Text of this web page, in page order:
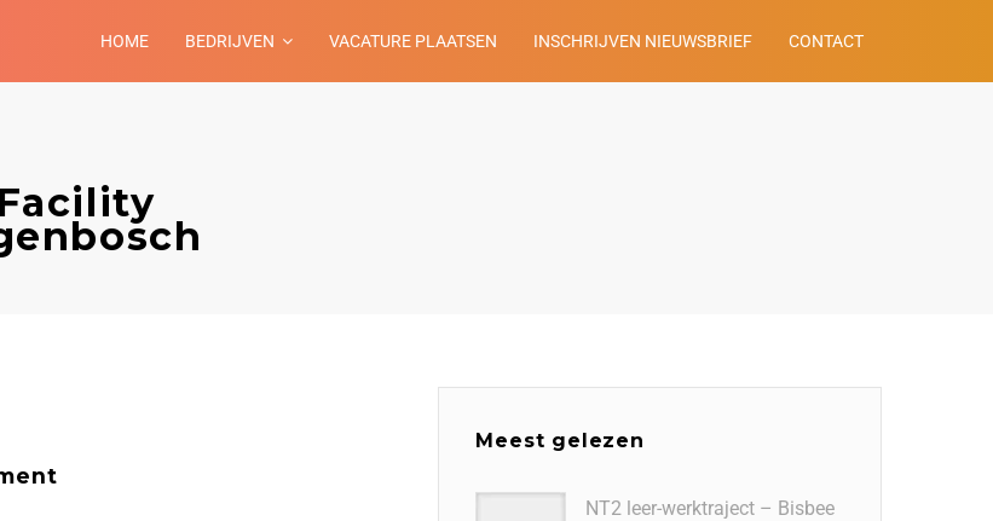
HOME BEDRIJVEN VACATURE PLAATSEN INSCHRIJVEN NIEUWSBRIEF CONTACT
Meest gelezen
NT2 leer-werktraject – Bisbee